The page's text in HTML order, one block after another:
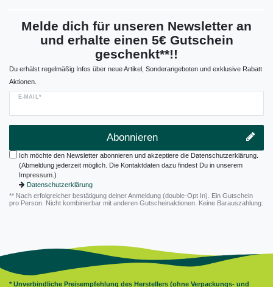
Melde dich für unseren Newsletter an
und erhalte einen 5€ Gutschein
geschenkt**!!
Du erhälst regelmäßig Infos über neue Artikel, Sonderangeboten und exklusive Rabatt
Aktionen.
E-MAIL*
Abonnieren
Ich möchte den Newsletter abonnieren und akzeptiere die Datenschutzerklärung.
(Abmeldung jederzeit möglich. Die Kontaktdaten dazu findest Du in unserem
Impressum.)
Datenschutzerklärung
** Nach erfolgreicher bestätigung deiner Anmeldung (double-Opt In). Ein Gutschein
pro Person. Nicht kombinierbar mit anderen Gutscheinaktionen. Keine Barauszahlung.
* Unverbindliche Preisempfehlung des Herstellers (ohne Verpackungs- und